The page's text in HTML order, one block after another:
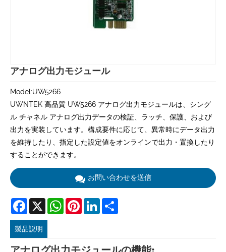
アナログ出力モジュール
Model:UW5266
UWNTEK 高品質 UW5266 アナログ出力モジュールは、シング
ル チャネル アナログ出力データの検証、ラッチ、保護、および
出力を実装しています。構成要件に応じて、異常時にデータ出力
を維持したり、指定した設定値をオンラインで出力・置換したり
することができます。
お問い合わせを送信
Facebook
X WhatsAppPinterestLinkedIn
製品説明